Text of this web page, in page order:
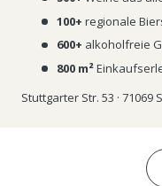
100+ regionale
600+ alkoholfreie
800 m²
Stuttgarter Str. 53 ·